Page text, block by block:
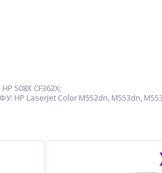
508X CF362X;
LaserJet Color M552dn, M553dn,